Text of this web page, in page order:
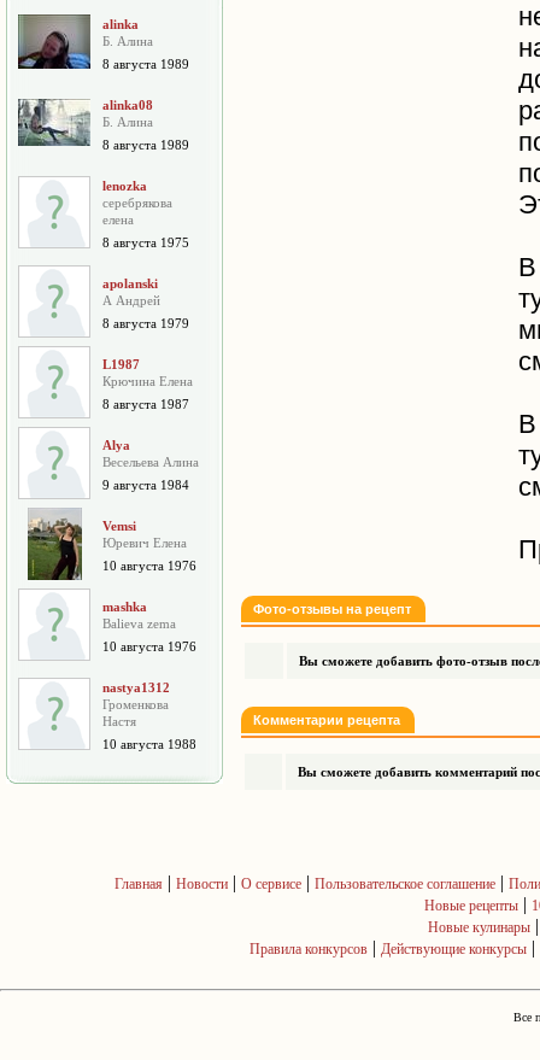
alinka
Б. Алина
8 августа 1989
alinka08
Б. Алина
8 августа 1989
lenozka
серебрякова
елена
8 августа 1975
apolanski
А Андрей
8 августа 1979
L1987
Крючина Елена
8 августа 1987
Alya
Весельева Алина
9 августа 1984
Vemsi
Юревич Елена
10 августа 1976
mashka
Balieva zema
10 августа 1976
nastya1312
Громенкова
Настя
10 августа 1988
В
В
Фото-отзывы на рецепт
Вы сможете добавить фото-отзыв
Комментарии рецепта
Вы сможете добавить комментарий
Главная | Новости| О сервисе| Пользовательское соглашение|
Новые рецепты |
Новые кулинары
Правила конкурсов | Действующие конкурсы |
Все